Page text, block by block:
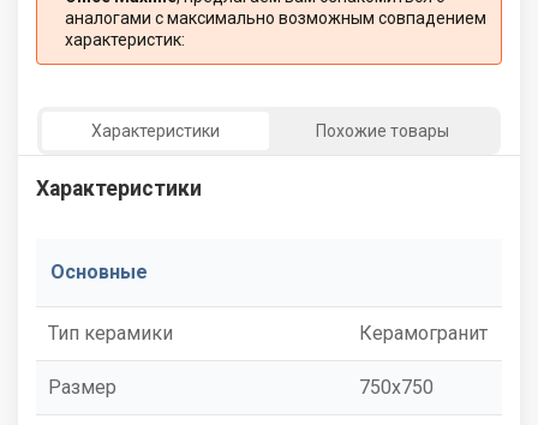
аналогами с максимально возможным совпадением
характеристик:
Характеристики Похожие товары
Характеристики
Основные
Тип керамики Керамогранит
Размер 750x750